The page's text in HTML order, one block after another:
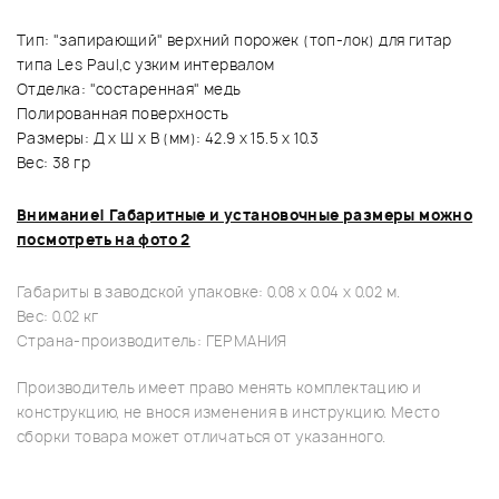
Тип: "запирающий" верхний порожек (топ-лок) для гитар
типа Les Paul,с узким интервалом
Отделка: "состаренная" медь
Полированная поверхность
Размеры: Д х Ш х В (мм): 42.9 х 15.5 х 10.3
Вес: 38 гр
Внимание! Габаритные и установочные размеры можно
посмотреть на фото 2
Габариты в заводской упаковке: 0.08 x 0.04 x 0.02 м.
Вес: 0.02 кг
Страна-производитель: ГЕРМАНИЯ
Производитель имеет право менять комплектацию и
конструкцию, не внося изменения в инструкцию. Место
сборки товара может отличаться от указанного.